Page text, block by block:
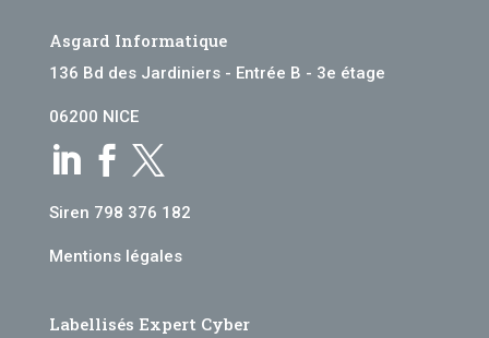
Asgard Informatique
136 Bd des Jardiniers - Entrée B - 3e étage
06200 NICE
  
Siren 798 376 182
Mentions légales
Labellisés Expert Cyber